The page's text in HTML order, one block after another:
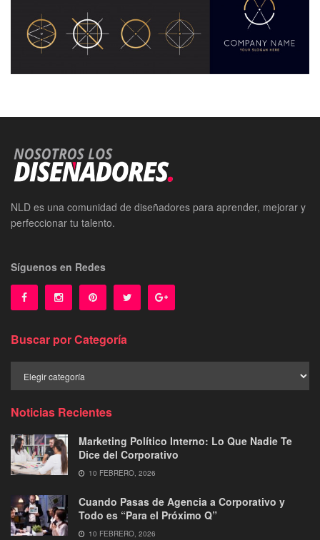
NLD es una comunidad de diseñadores para aprender, mejorar y
perfeccionar tu talento.
Síguenos en Redes
Buscar por Categoría
por
Noticias Recientes
Marketing Político Interno: Lo Que Nadie Te
Dice del Corporativo
10 FEBRERO, 2026
Cuando Pasas de Agencia a Corporativo y
Todo es “Para el Próximo Q”
10 FEBRERO, 2026